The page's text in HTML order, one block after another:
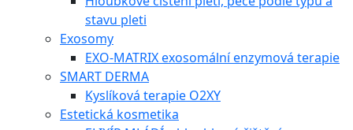
stavu pleti
Exosomy
EXO-MATRIX exosomální enzymová terapie
SMART DERMA
Kyslíková terapie O2XY
Estetická kosmetika